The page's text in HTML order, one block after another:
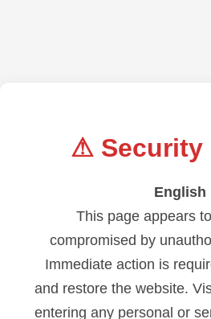
⚠ Security
English
This page appears
compromised by
Immediate action is
and restore the website.
entering any personal or